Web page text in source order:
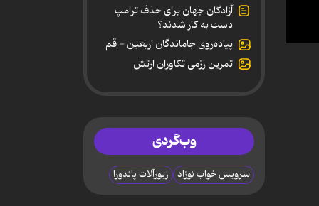
0
آزادگان جهان برای حذف ترامپ
دست به کار شدند؟
پیاده‌روی جاماندگان اربعین - قم
تمرین رزمی تکاوران ارتش
وب‌گردی
سرویس خواب نوزاد زیورآلات پاندورا